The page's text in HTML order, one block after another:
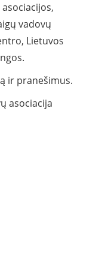
vadovų
Lietuvos
ir pranešimus.
asociacija